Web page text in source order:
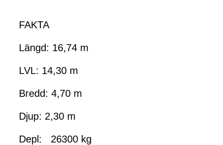
FAKTA
Längd: 16,74 m
LVL: 14,30 m
Bredd: 4,70 m
Djup: 2,30 m
Depl: 26300 kg